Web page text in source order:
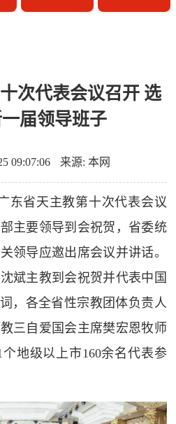
次代表会议召开 选
届领导班子
09:07:06 来源: 本网
东省天主教第十次代表会议
主要领导到会祝贺，省委统
领导应邀出席会议并讲话。
斌主教到会祝贺并代表中国
，各全省性宗教团体负责人
三自爱国会主席樊宏恩牧师
地级以上市160余名代表参